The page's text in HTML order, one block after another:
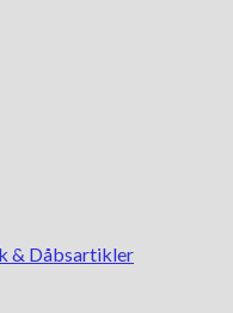
& Dåbsartikler